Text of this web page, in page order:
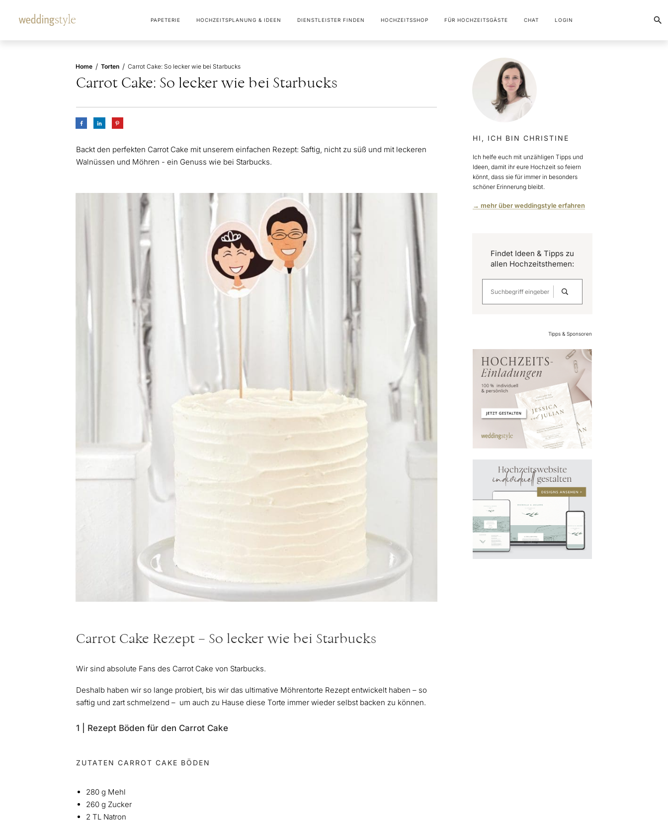
PAPETERIE HOCHZEITSPLANUNG & IDEEN DIENSTLEISTER FINDEN HOCHZEITSSHOP FÜR HOCHZEITSGÄSTE CHAT LOGIN
Home / Torten / Carrot Cake: So lecker wie bei Starbucks
Carrot Cake: So lecker wie bei Starbucks
Backt den perfekten Carrot Cake mit unserem einfachen Rezept: Saftig, nicht zu süß und mit leckeren
Walnüssen und Möhren - ein Genuss wie bei Starbucks.
Carrot Cake Rezept – So lecker wie bei Starbucks
Wir sind absolute Fans des Carrot Cake von Starbucks.
Deshalb haben wir so lange probiert, bis wir das ultimative Möhrentorte Rezept entwickelt haben – so
saftig und zart schmelzend – um auch zu Hause diese Torte immer wieder selbst backen zu können.
1 | Rezept Böden für den Carrot Cake
ZUTATEN CARROT CAKE BÖDEN
280 g Mehl
260 g Zucker
2 TL Natron
HI, ICH BIN CHRISTINE
Ich helfe euch mit unzähligen Tipps und
Ideen, damit ihr eure Hochzeit so feiern
könnt, dass sie für immer in besonders
schöner Erinnerung bleibt.
→ mehr über weddingstyle erfahren
Findet Ideen & Tipps zu
allen Hochzeitsthemen:
Tipps & Sponsoren